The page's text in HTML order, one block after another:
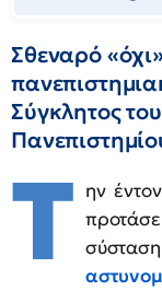
Σθεναρό
Σύγκλητος
Τ ην
σύσταση